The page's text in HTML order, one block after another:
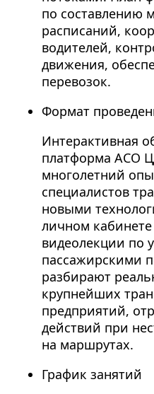
по составлению
расписаний,
водителей,
движения,
перевозок.
Формат
Интерактивная
платформа АСО
многолетний
специалистов
новыми
личном
видеолекции по
пассажирскими
разбирают
крупнейших
предприятий,
действий при
на маршрутах.
График занятий